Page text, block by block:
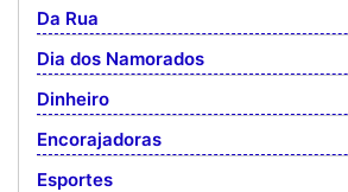
Da Rua
Dia dos Namorados
Dinheiro
Encorajadoras
Esportes